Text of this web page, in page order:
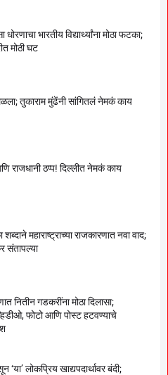
धोरणाचा भारतीय विद्यार्थ्यांना मोठा फटका;
मोठी घट
तुकाराम मुंढेंनी सांगितलं नेमकं काय
राजधानी ठप्प! दिल्लीत नेमकं काय
शब्दाने महाराष्ट्राच्या राजकारणात नवा वाद;
संतापल्या
नितीन गडकरींना मोठा दिलासा;
फोटो आणि पोस्ट हटवण्याचे
‘या’ लोकप्रिय खाद्यपदार्थावर बंदी;